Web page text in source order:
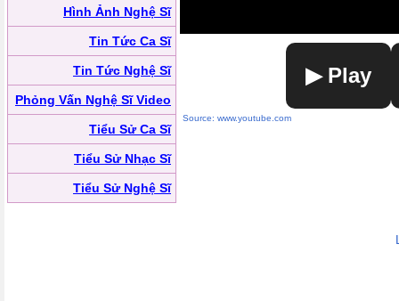
Hình Ảnh Nghệ Sĩ
Tin Tức Ca Sĩ
Tin Tức Nghệ Sĩ
Phỏng Vấn Nghệ Sĩ Video
Tiểu Sử Ca Sĩ
Tiểu Sử Nhạc Sĩ
Tiểu Sử Nghệ Sĩ
▶ Play
Source: www.youtube.com